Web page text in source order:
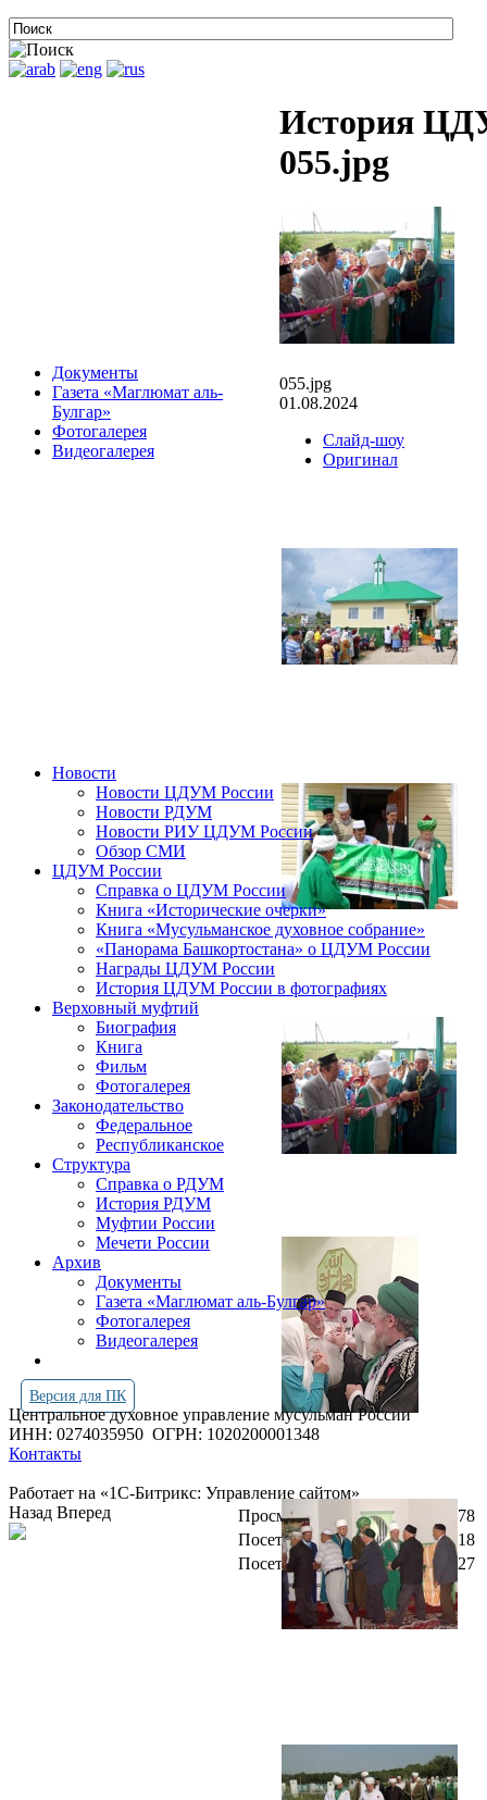
Документы
Газета «Маглюмат аль-
Булгар»
Фотогалерея
Видеогалерея
История
055.jpg
055.jpg
01.08.2024
Слайд-шоу
Оригинал
Новости
Новости ЦДУМ России
Новости РДУМ
Новости РИУ ЦДУМ России
Обзор СМИ
ЦДУМ России
Справка о ЦДУМ России
Книга «Исторические очерки»
Книга «Мусульманское духовное собрание»
«Панорама Башкортостана» о ЦДУМ России
Награды ЦДУМ России
История ЦДУМ России в фотографиях
Верховный муфтий
Биография
Книга
Фильм
Фотогалерея
Законодательство
Федеральное
Республиканское
Структура
Справка о РДУМ
История РДУМ
Муфтии России
Мечети России
Архив
Документы
Газета «Маглюмат аль-Булгар»
Фотогалерея
Видеогалерея
Версия для ПК
Центральное духовное управление мусульман России
ИНН: 0274035950 ОГРН: 1020200001348
Контакты
Работает на «1С-Битрикс: Управление сайтом»
Просмотров всего:
4250278
Посетителей сегодня:
718
Посетителей в онлайн:
27
Назад Вперед